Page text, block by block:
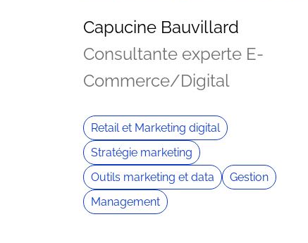
Capucine Bauvillard
Consultante experte E-
Commerce/Digital
Retail et Marketing digital
Stratégie marketing
Outils marketing et data
Gestion
Management